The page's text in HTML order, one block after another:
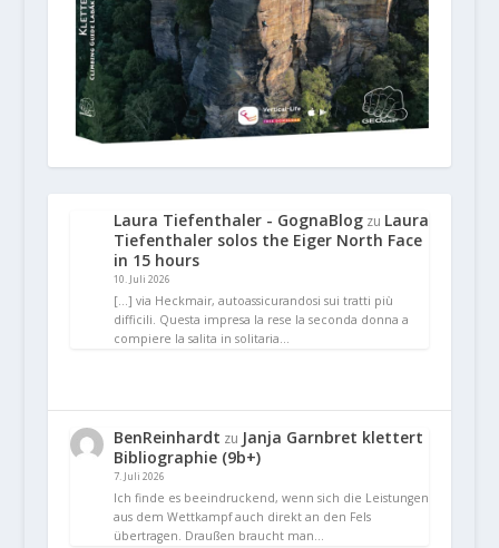
Laura Tiefenthaler - GognaBlogzu Laura
Tiefenthaler solos the Eiger North Face
in 15 hours
10. Juli 2026
[…] via Heckmair, autoassicurandosi sui tratti più
difficili. Questa impresa la rese la seconda donna a
compiere la salita in solitaria…
BenReinhardt zu Janja Garnbret klettert
Bibliographie (9b+)
7. Juli 2026
Ich finde es beeindruckend, wenn sich die Leistungen
aus dem Wettkampf auch direkt an den Fels
übertragen. Draußen braucht man…